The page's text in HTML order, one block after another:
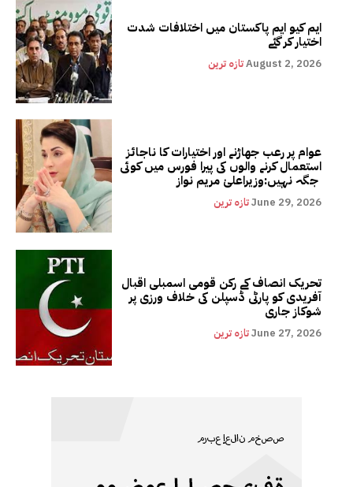
ایم کیو ایم پاکستان میں اختلافات شدت
اختیار کر گئے
تازہ ترینAugust 2, 2026
عوام پر رعب جھاڑنے اور اختیارات کا ناجائز
استعمال کرنے والوں کی پیرا فورس میں کوئی
تازہ ترینJune 29, 2026
تحریک انصاف کے رکن قومی اسمبلی اقبال
آفریدی کو پارٹی ڈسپلن کی خلاف ورزی پر
شوکاز جاری
تازہ ترینJune 27, 2026